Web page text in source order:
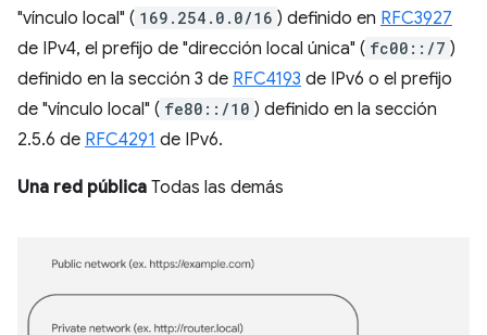
"vínculo local" ( 169.254.0.0/16 ) definido en RFC3927
de IPv4, el prefijo de "dirección local única" ( fc00::/7 )
definido en la sección 3 de RFC4193 de IPv6 o el prefijo
de "vínculo local" ( fe80::/10 ) definido en la sección
2.5.6 de RFC4291 de IPv6.
Una red pública Todas las demás